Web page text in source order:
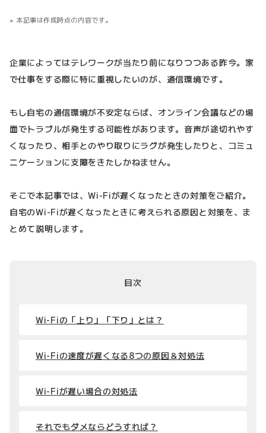
本記事は作成時点の内容です。
企業によってはテレワークが当たり前になりつつある昨今。家
で仕事をする際に特に重視したいのが、通信環境です。
もし自宅の通信環境が不安定ならば、オンライン会議などの場
面でトラブルが発生する可能性があります。音声が途切れやす
くなったり、相手とのやり取りにラグが発生したりと、コミュ
ニケーションに支障をきたしかねません。
そこで本記事では、Wi-Fiが遅くなったときの対策をご紹介。
自宅のWi-Fiが遅くなったときに考えられる原因と対策を、ま
とめて説明します。
目次
Wi-Fiの「上り」「下り」とは？
Wi-Fiの速度が遅くなる8つの原因＆対処法
Wi-Fiが遅い場合の対処法
それでもダメならどうすれば？